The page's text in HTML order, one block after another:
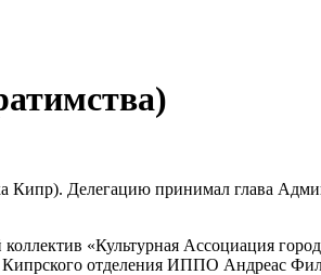
Кипр). Делегацию принимал глава
«Культурная Ассоциация
Кипрского отделения ИППО Андреас